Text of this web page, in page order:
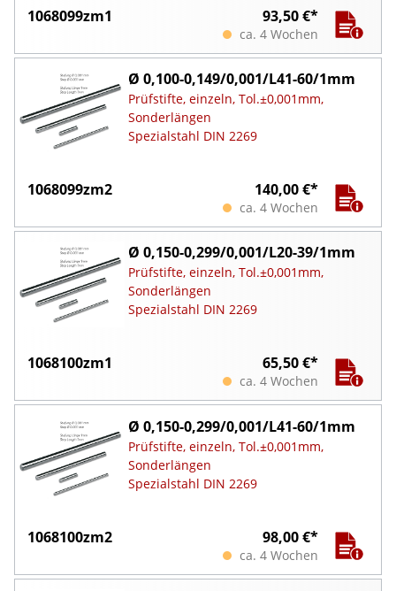
1068099zm1 93,50 €*
ca. 4 Wochen
Ø 0,100-0,149/0,001/L41-60/1mm
Prüfstifte, einzeln, Tol.±0,001mm,
Sonderlängen
Spezialstahl DIN 2269
1068099zm2 140,00 €*
ca. 4 Wochen
Ø 0,150-0,299/0,001/L20-39/1mm
Prüfstifte, einzeln, Tol.±0,001mm,
Sonderlängen
Spezialstahl DIN 2269
1068100zm1 65,50 €*
ca. 4 Wochen
Ø 0,150-0,299/0,001/L41-60/1mm
Prüfstifte, einzeln, Tol.±0,001mm,
Sonderlängen
Spezialstahl DIN 2269
1068100zm2 98,00 €*
ca. 4 Wochen